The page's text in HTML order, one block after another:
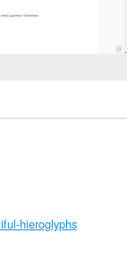
hieroglyphs